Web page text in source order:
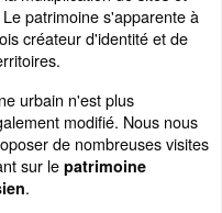
patrimoine s'apparente à
créateur d'identité et de
urbain n'est plus
modifié. Nous nous
de nombreuses visites
sur le patrimoine
.